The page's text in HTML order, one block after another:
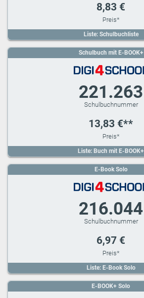
Liste: Schulbuchliste
8,83 €
Liste: Buch mit E-BOOK+
Schulbuch mit E-BOOK+
221.263
13,83 €**
Liste: E-Book Solo
E-Book Solo
216.044
6,97 €
E-BOOK+ Solo